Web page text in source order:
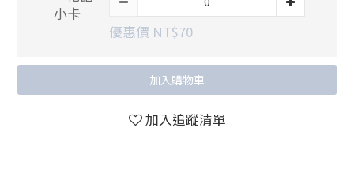
優惠價 NT$70
加入購物車
加入追蹤清單